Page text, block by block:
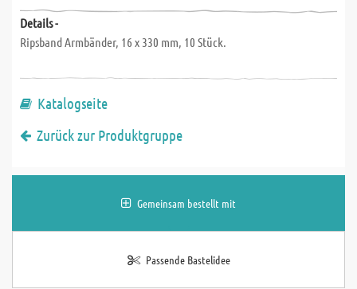
Details -
Ripsband Armbänder, 16 x 330 mm, 10 Stück.
Katalogseite
Zurück zur Produktgruppe
Gemeinsam bestellt mit
Passende Bastelidee